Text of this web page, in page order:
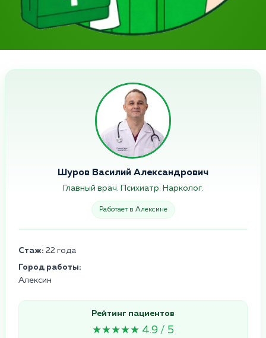
Шуров Василий Александрович
Главный врач. Психиатр. Нарколог.
Работает в Алексине
Стаж: 22 года
Город работы:
Алексин
Рейтинг пациентов
★★★★★ 4.9 / 5